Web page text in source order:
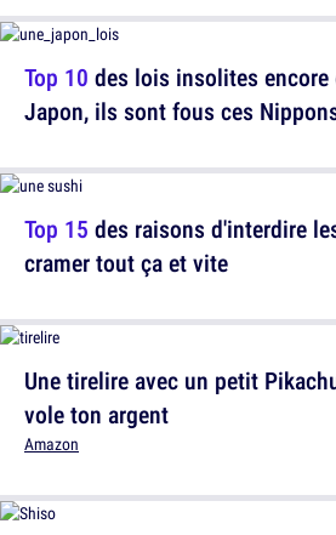
Top 15 des raisons d'interdire
cramer tout ça et vite
Top 10 des lois insolites encore
Japon, ils sont fous ces
Une tirelire avec un petit
vole ton argent
Amazon